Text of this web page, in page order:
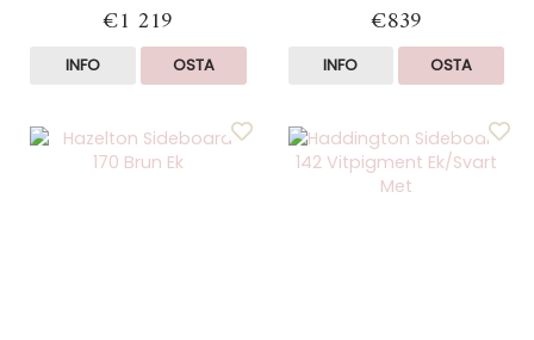
€1 219
INFO OSTA
€839
INFO OSTA